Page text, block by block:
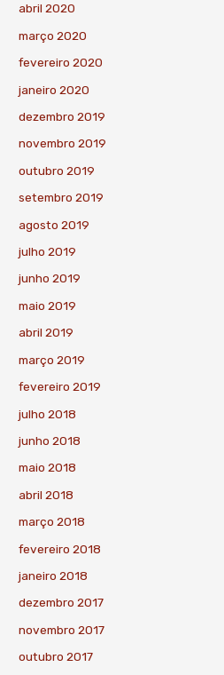
abril 2020
março 2020
fevereiro 2020
janeiro 2020
dezembro 2019
novembro 2019
outubro 2019
setembro 2019
agosto 2019
julho 2019
junho 2019
maio 2019
abril 2019
março 2019
fevereiro 2019
julho 2018
junho 2018
maio 2018
abril 2018
março 2018
fevereiro 2018
janeiro 2018
dezembro 2017
novembro 2017
outubro 2017